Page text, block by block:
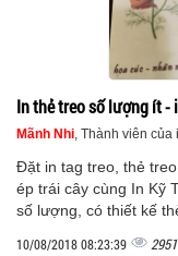
In thẻ treo số lượng ít -
Mãnh Nhi, Thành viên
Đặt in tag treo, thẻ
ép trái cây cùng In Kỹ
số lượng, có thiết kế
10/08/2018 08:23:39 2951